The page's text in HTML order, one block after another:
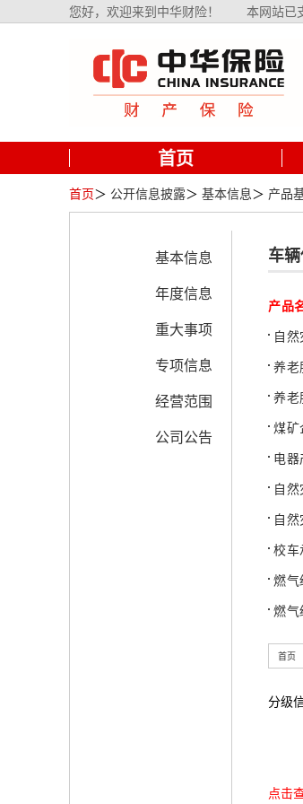
您好，欢迎来到中华财险！ 本网站已
首页
首页＞ 公开信息披露＞ 基本信息＞ 产品
基本信息
年度信息
重大事项
专项信息
经营范围
公司公告
车
产品
自
养
养
煤矿
电
自
自
校车
燃气
燃气
首页
分级
点击